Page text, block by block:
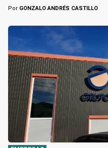
Por GONZALO ANDRÉS CASTILLO